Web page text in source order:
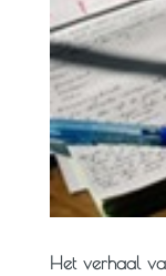
Het verhaal